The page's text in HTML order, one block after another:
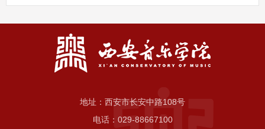
地址：西安市长安中路108号
电话：029-88667100